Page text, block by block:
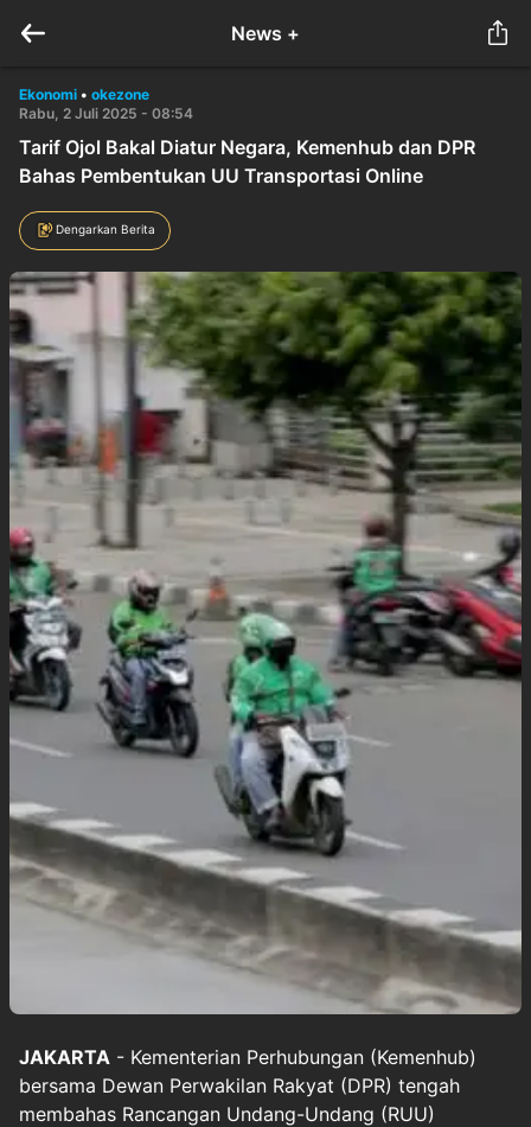
News +
Ekonomi • okezone
Rabu, 2 Juli 2025 - 08:54
Tarif Ojol Bakal Diatur Negara, Kemenhub dan DPR
Bahas Pembentukan UU Transportasi Online
Dengarkan Berita
JAKARTA - Kementerian Perhubungan (Kemenhub)
bersama Dewan Perwakilan Rakyat (DPR) tengah
membahas Rancangan Undang-Undang (RUU)